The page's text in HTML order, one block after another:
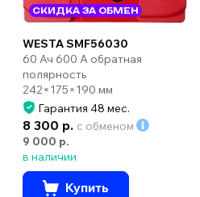
СКИДКА ЗА ОБМЕН
WESTA SMF56030
60 Ач 600 А обратная
полярность
242×175×190 мм
Гарантия 48 мес.
8 300 р. с обменом
9 000 р.
в наличии
Купить